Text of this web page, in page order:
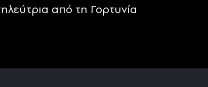
από τη Γορτυνία